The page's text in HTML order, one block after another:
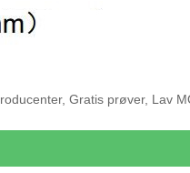
Gratis prøver, Lav